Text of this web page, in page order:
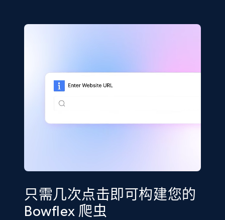
只需几次点击即可构建您的
Bowflex 爬虫